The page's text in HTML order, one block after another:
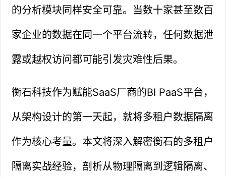
的分析模块同样安全可靠。当数十家甚至数百
家企业的数据在同一个平台流转，任何数据泄
露或越权访问都可能引发灾难性后果。
衡石科技作为赋能SaaS厂商的BI PaaS平台，
从架构设计的第一天起，就将多租户数据隔离
作为核心考量。本文将深入解密衡石的多租户
隔离实战经验，剖析从物理隔离到逻辑隔离、